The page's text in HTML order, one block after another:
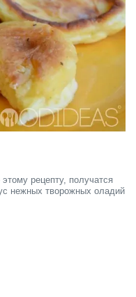
рецепту, получатся
нежных творожных оладий